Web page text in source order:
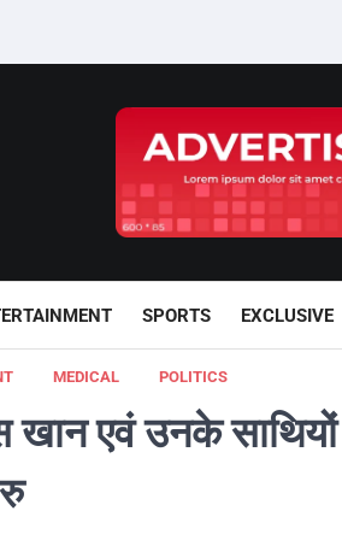
SPORTS EXCLUSIVE
MEDICAL POLITICS
एवं उनके